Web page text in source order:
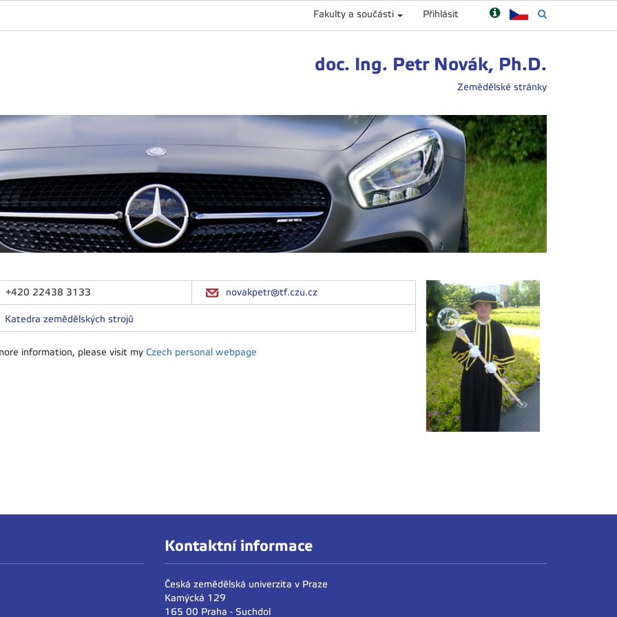
Fakulty a součásti Přihlásit
doc. Ing. Petr Novák, Ph.D.
Zemědělské stránky
+420 22438 3133 novakpetr@tf.czu.cz
Katedra zemědělských strojů
information, please visit my Czech personal webpage
Kontaktní informace
Česká zemědělská univerzita v Praze
Kamýcká 129
165 00 Praha - Suchdol